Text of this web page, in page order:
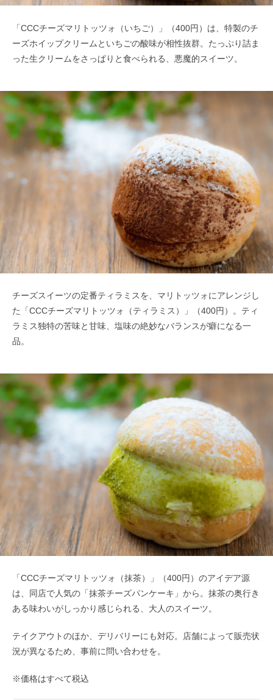
「CCCチーズマリトッツォ（いちご）」（400円）は、特製のチ
ーズホイップクリームといちごの酸味が相性抜群。たっぷり詰ま
った生クリームをさっぱりと食べられる、悪魔的スイーツ。
チーズスイーツの定番ティラミスを、マリトッツォにアレンジし
た「CCCチーズマリトッツォ（ティラミス）」（400円）。ティ
ラミス独特の苦味と甘味、塩味の絶妙なバランスが癖になる一
品。
「CCCチーズマリトッツォ（抹茶）」（400円）のアイデア源
は、同店で人気の「抹茶チーズパンケーキ」から。抹茶の奥行き
ある味わいがしっかり感じられる、大人のスイーツ。
テイクアウトのほか、デリバリーにも対応。店舗によって販売状
況が異なるため、事前に問い合わせを。
※価格はすべて税込